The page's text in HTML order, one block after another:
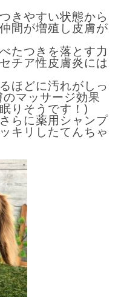
きやすい状態から
間が増殖し皮膚が
たつきを落とす力
チア性皮膚炎には
ほどに汚れがしっ
マッサージ効果
りそうです！)
らに薬用シャンプ
キリしたてんちゃ